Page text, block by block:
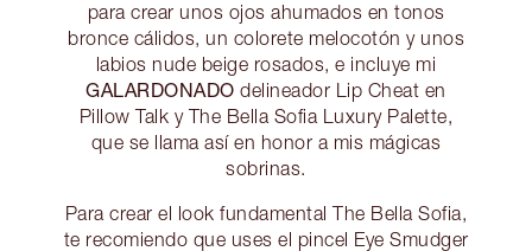
para crear unos ojos ahumados en tonos
bronce cálidos, un colorete melocotón y unos
labios nude beige rosados, e incluye mi
GALARDONADO delineador Lip Cheat en
Pillow Talk y The Bella Sofia Luxury Palette,
que se llama así en honor a mis mágicas
sobrinas.
Para crear el look fundamental The Bella Sofia,
te recomiendo que uses el pincel Eye Smudger